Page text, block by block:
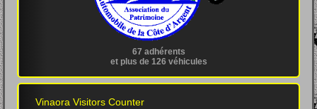
67 adhérents
et plus de 126 véhicules
Vinaora Visitors Counter